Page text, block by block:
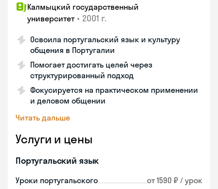
Калмыцкий государственный
университет • 2001 г.
Освоила португальский язык и культуру
общения в Португалии
Помогает достигать целей через
структурированный подход
Фокусируется на практическом применении
и деловом общении
Читать дальше
Услуги и цены
Португальский язык
Уроки португальского от 1590 ₽ / урок